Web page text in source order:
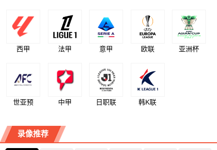
西甲 法甲 意甲 欧联 亚洲杯
世亚预 中甲 日职联 韩K联
录像推荐